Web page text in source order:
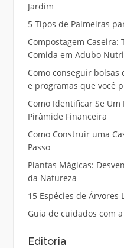
Jardim
5 Tipos de Palmeiras
Compostagem Caseira:
Comida em Adubo
Como conseguir bolsas
e programas que você
Como Identificar Se
Pirâmide Financeira
Como Construir uma
Passo
Plantas Mágicas:
da Natureza
15 Espécies de Árvores
Guia de cuidados com
Editoria